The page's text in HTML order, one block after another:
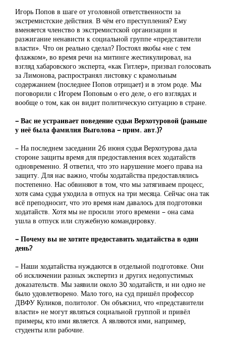
Игорь Попов в шаге от уголовной ответственности за
экстремистские действия. В чём его преступления? Ему
вменяется членство в экстремистской организации и
разжигание ненависти к социальной группе «представители
власти». Что он реально сделал? Постоял якобы «не с тем
флажком», во время речи на митинге жестикулировал, на
взгляд хабаровского эксперта, «как Гитлер», призвал голосовать
за Лимонова, распространял листовку с крамольным
содержанием (последнее Попов отрицает) и в этом роде. Мы
поговорили с Игорем Поповым о его деле, о его взглядах и
вообще о том, как он видит политическую ситуацию в стране.
– Вас не устраивает поведение судьи Верхотуровой (раньше
у неё была фамилия Выголова – прим. авт.)?
– На последнем заседании 26 июня судья Верхотурова дала
стороне защиты время для предоставления всех ходатайств
одновременно. Я ответил, что это нарушение моего права на
защиту. Для нас важно, чтобы ходатайства предоставлялись
постепенно. Нас обвиняют в том, что мы затягиваем процесс,
хотя сама судья уходила в отпуск на три месяца. Сейчас она так
всё преподносит, что это время нам давалось для подготовки
ходатайств. Хотя мы не просили этого времени – она сама
ушла в отпуск или служебную командировку.
– Почему вы не хотите предоставить ходатайства в один
день?
– Наши ходатайства нуждаются в отдельной подготовке. Они
об исключении разных экспертиз и других недопустимых
доказательств. Мы заявили около 30 ходатайств, и ни одно не
было удовлетворено. Мало того, на суд пришёл профессор
ДВФУ Куликов, политолог. Он объяснил, что «представители
власти» не могут являться социальной группой и привёл
примеры, кто ими является. А являются ими, например,
студенты или рабочие.